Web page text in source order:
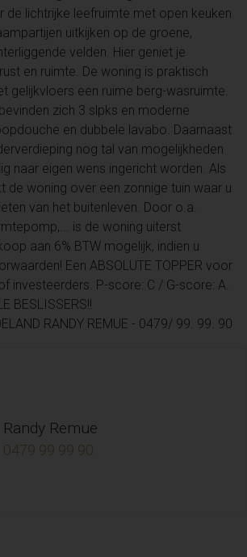
de lichtrijke leefruimte met open keuken
uitkijken op de groene,
velden. Hier geniet je
en ruimte. De woning is praktisch
gelijkvloers een ruime berg-wasruimte.
zich 3 slpks en moderne
en dubbele lavabo. Daarnaast
nog tal van mogelijkheden
naar eigen wens ingericht worden. Als
de woning over een zonnige tuin waar u
van het buitenleven. Door o.a.
is de woning uiterst
aan 6% BTW mogelijk, indien u
Een ABSOLUTE TOPPER voor
investeerders. P-score: C / G-score: A.
BESLISSERS!!
RANDY REMUE - 0479/ 99. 99. 90
Randy Remue
0479 99 99 90